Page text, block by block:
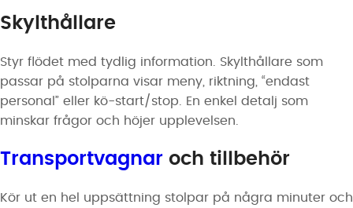
Skylthållare
Styr flödet med tydlig information. Skylthållare som
passar på stolparna visar meny, riktning, “endast
personal” eller kö-start/stop. En enkel detalj som
minskar frågor och höjer upplevelsen.
Transportvagnar och tillbehör
Kör ut en hel uppsättning stolpar på några minuter och